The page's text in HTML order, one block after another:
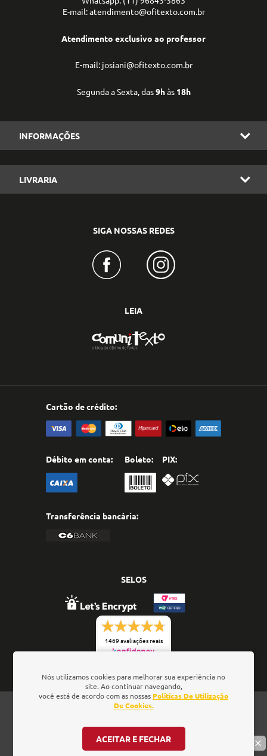
E-mail: atendimento@ofitexto.com.br
Atendimento exclusivo ao professor
E-mail: josiani@ofitexto.com.br
Segunda a Sexta, das9hàs 18h
INFORMAÇÕES
LIVRARIA
SIGA NOSSAS REDES
LEIA
Cartão de crédito:
Débito em conta: Boleto: PIX:
Transferência bancária:
SELOS
1469 avaliações reais
Oficina de Textos - Rua da Consolação, 323 - Loja 28 -
- CNPJ: 01.337.552/0001-52
Nós utilizamos cookies para melhorar sua experiência no
site. Ao continuar navegando,
você está de acordo com as nossas Políticas De Utilização
De Cookies.
ACEITAR E FECHAR